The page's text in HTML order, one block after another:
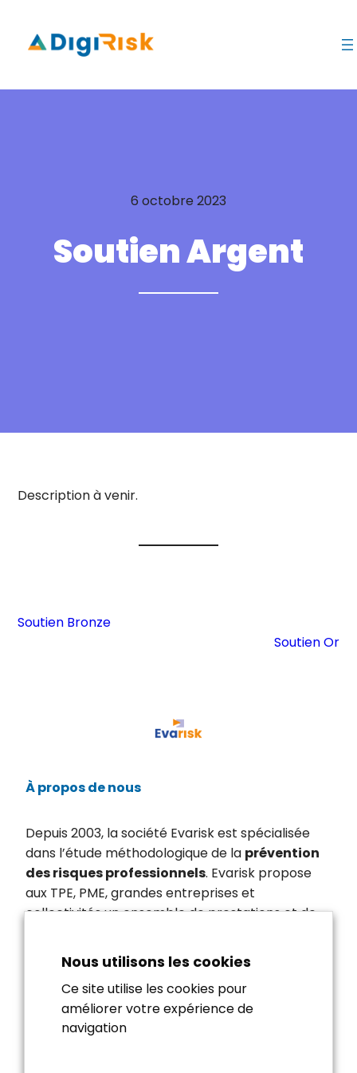
6 octobre 2023
Soutien Argent
Description à venir.
Soutien Bronze
Soutien Or
À propos de nous
Depuis 2003, la société Evarisk est spécialisée
dans l’étude méthodologique de la prévention
des risques professionnels. Evarisk propose
aux TPE, PME, grandes entreprises et
collectivités un ensemble de prestations et de
santé pour les employés.
Autres liens
Démonstration
Nous utilisons les cookies
Ce site utilise les cookies pour
améliorer votre expérience de
navigation